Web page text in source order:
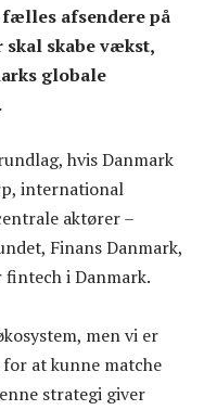
afsendere på
skabe vækst,
globale
hvis Danmark
international
aktører –
Finans Danmark,
i Danmark.
men vi er
at kunne matche
strategi giver